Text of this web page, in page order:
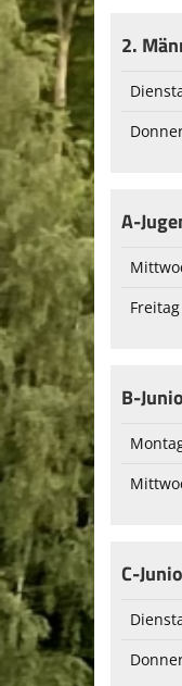
2.
A-
Freitag
B-
C-